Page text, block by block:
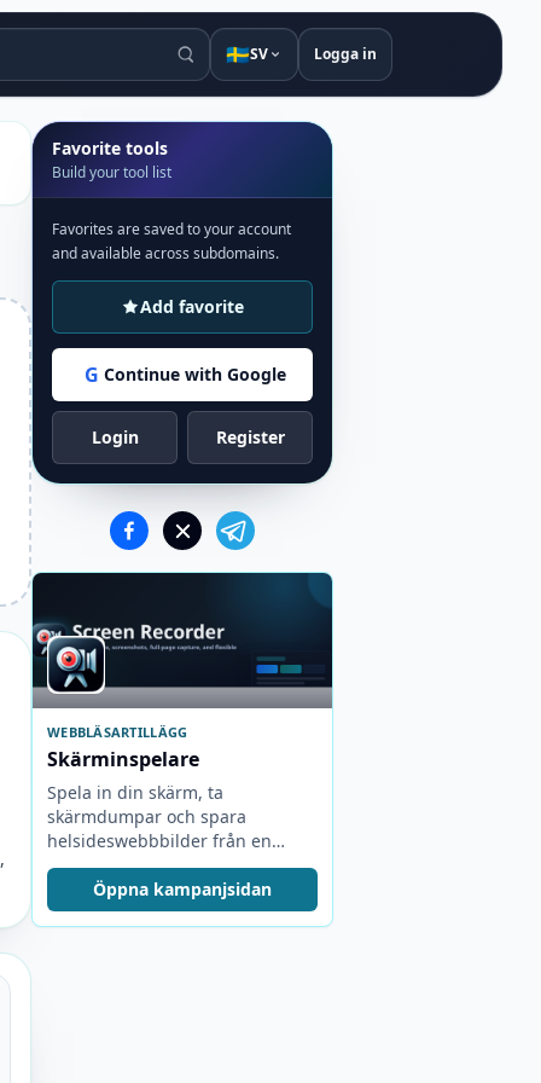
🇸🇪SV Logga in
Favorite tools
Build your tool list
Favorites are saved to your account
and available across subdomains.
Add favorite
G Continue with Google
Login Register
WEBBLÄSARTILLÄGG
Skärminspelare
Spela in din skärm, ta
skärmdumpar och spara
helsideswebbbilder från en
kompakt webbläsarpopup.
Öppna kampanjsidan